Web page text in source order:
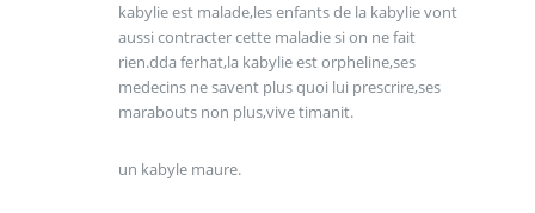
kabylie est malade,les enfants de la kabylie vont
aussi contracter cette maladie si on ne fait
rien.dda ferhat,la kabylie est orpheline,ses
medecins ne savent plus quoi lui prescrire,ses
marabouts non plus,vive timanit.
un kabyle maure.